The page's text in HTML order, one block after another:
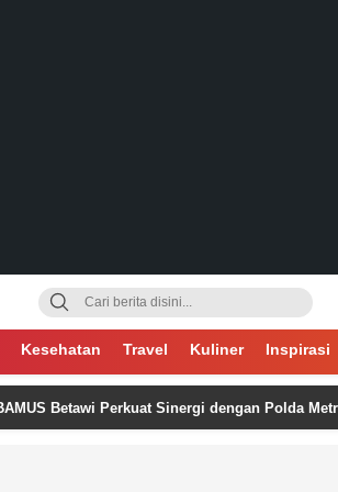
Kesehatan Travel Kuliner Inspirasi
Perkuat Sinergi dengan Polda Metro